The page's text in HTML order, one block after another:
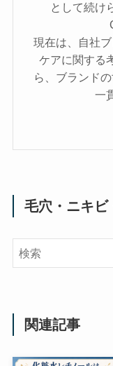
として続け
現在は、自社
ケアに関する
ら、ブランド
一
毛穴・ニキビ
関連記事